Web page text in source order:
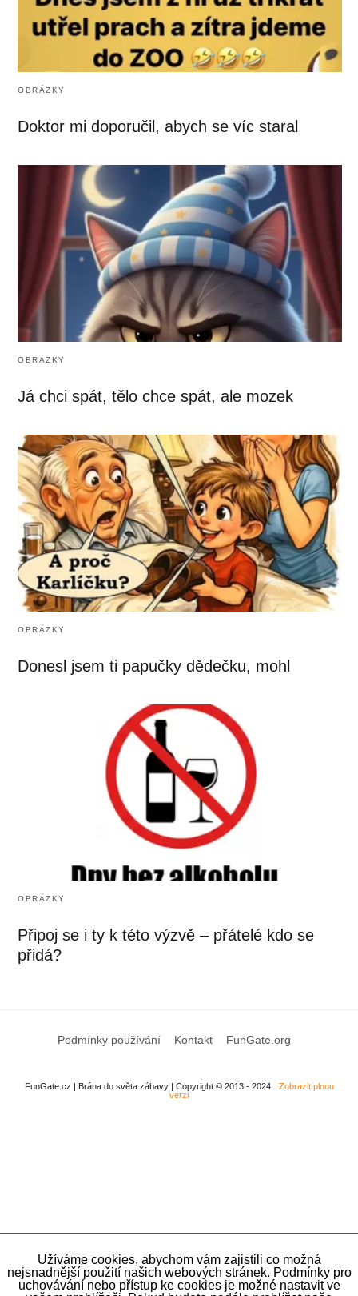
OBRÁZKY
Doktor mi doporučil, abych se víc staral
OBRÁZKY
Já chci spát, tělo chce spát, ale mozek
OBRÁZKY
Donesl jsem ti papučky dědečku, mohl
OBRÁZKY
Připoj se i ty k této výzvě – přátelé kdo se
přidá?
Podmínky používání Kontakt FunGate.org
FunGate.cz | Brána do světa zábavy | Copyright © 2013 - 2024
Zobrazit plnou
verzi
Užíváme cookies, abychom vám zajistili co možná
nejsnadnější použití našich webových stránek. Podmínky pro
uchovávání nebo přístup ke cookies je možné nastavit ve